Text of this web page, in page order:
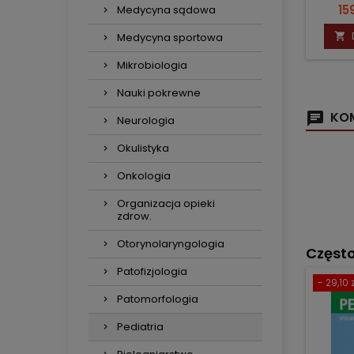
Medycyna sądowa
Medycyna sportowa
Mikrobiologia
Nauki pokrewne
Neurologia
Okulistyka
Onkologia
Organizacja opieki
zdrow.
Otorynolaryngologia
Patofizjologia
Patomorfologia
Pediatria

- 29,10